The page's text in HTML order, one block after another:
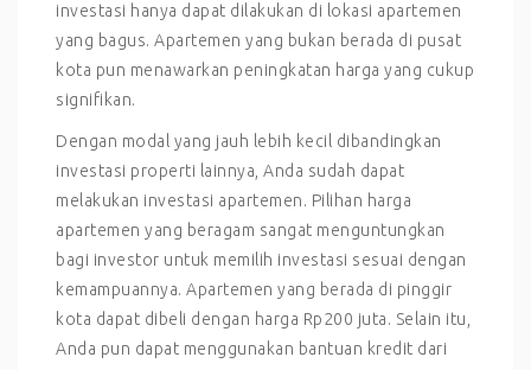
investasi hanya dapat dilakukan di lokasi apartemen
yang bagus. Apartemen yang bukan berada di pusat
kota pun menawarkan peningkatan harga yang cukup
signifikan.
Dengan modal yang jauh lebih kecil dibandingkan
investasi properti lainnya, Anda sudah dapat
melakukan investasi apartemen. Pilihan harga
apartemen yang beragam sangat menguntungkan
bagi investor untuk memilih investasi sesuai dengan
kemampuannya. Apartemen yang berada di pinggir
kota dapat dibeli dengan harga Rp200 juta. Selain itu,
Anda pun dapat menggunakan bantuan kredit dari